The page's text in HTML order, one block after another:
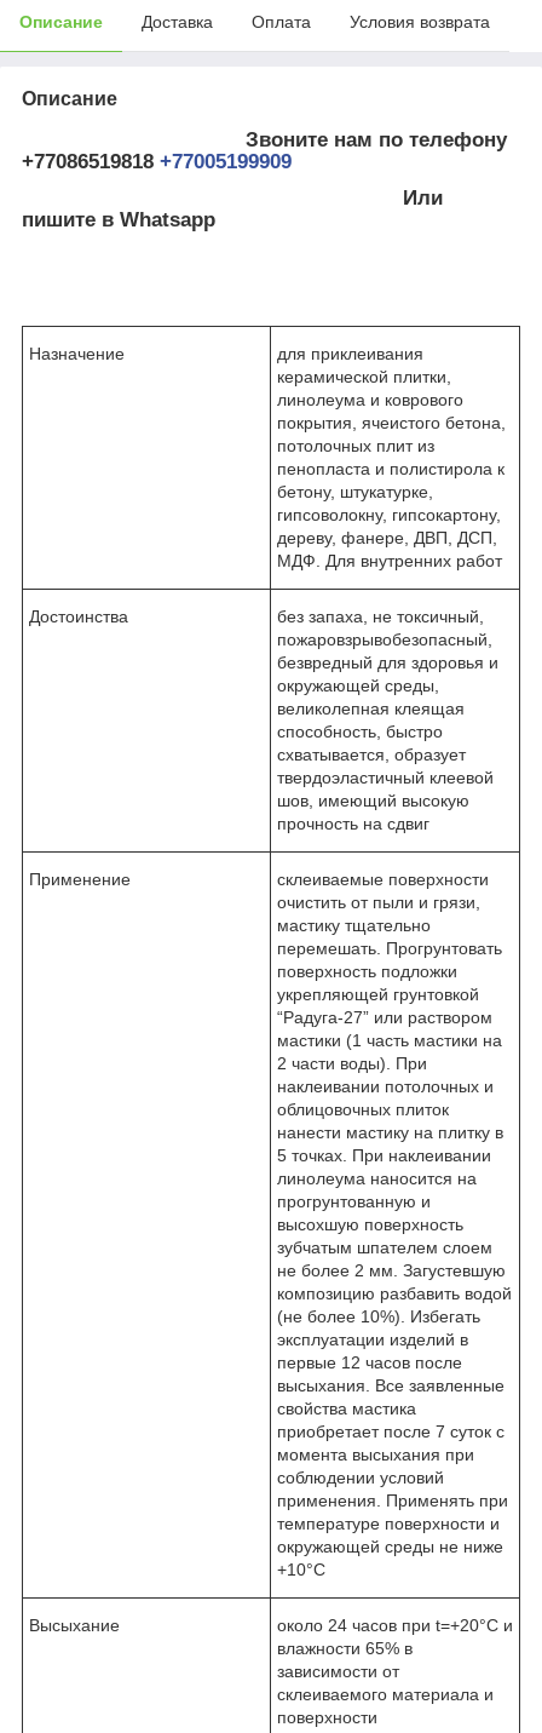
Описание Доставка Оплата Условия возврата
Описание
Звоните нам по телефону
+77086519818 +77005199909
Или
пишите в Whatsapp
Назначение
для приклеивания
керамической плитки,
линолеума и коврового
покрытия, ячеистого бетона,
потолочных плит из
пенопласта и полистирола к
бетону, штукатурке,
гипсоволокну, гипсокартону,
дереву, фанере, ДВП, ДСП,
МДФ. Для внутренних работ
Достоинства
без запаха, не токсичный,
пожаровзрывобезопасный,
безвредный для здоровья и
окружающей среды,
великолепная клеящая
способность, быстро
схватывается, образует
твердоэластичный клеевой
шов, имеющий высокую
прочность на сдвиг
Применение
склеиваемые поверхности
очистить от пыли и грязи,
мастику тщательно
перемешать. Прогрунтовать
поверхность подложки
укрепляющей грунтовкой
“Радуга-27” или раствором
мастики (1 часть мастики на
2 части воды). При
наклеивании потолочных и
облицовочных плиток
нанести мастику на плитку в
5 точках. При наклеивании
линолеума наносится на
прогрунтованную и
высохшую поверхность
зубчатым шпателем слоем
не более 2 мм. Загустевшую
композицию разбавить водой
(не более 10%). Избегать
эксплуатации изделий в
первые 12 часов после
высыхания. Все заявленные
свойства мастика
приобретает после 7 суток с
момента высыхания при
соблюдении условий
применения. Применять при
температуре поверхности и
окружающей среды не ниже
+10°С
Высыхание
около 24 часов при t=+20°С и
влажности 65% в
зависимости от
склеиваемого материала и
поверхности